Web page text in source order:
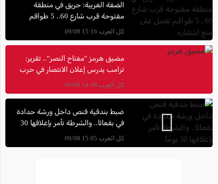
الضفة الغربية: حريق في منطقة
مفتوحة قرب شارع 60.. 5 طواقم
تعمل على منع انتشاره
كل العرب 15:16 09/08
مضيق هرمز "مفتاح النصر".. تقرير:
ترامب يدرس إعلان الانتصار في حرب
إيران حتى دون اتفاق نووي
كل العرب 14:48 09/08
ضبط بندقية قنص داخل ورشة حدادة
في بقعاثا.. والشرطة تأمر بإغلاقها 30
يومًا
كل العرب 15:05 09/08